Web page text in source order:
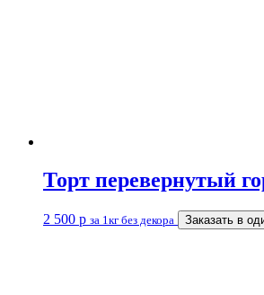
Торт перевернутый
2 500 р за 1кг без декора Заказать в